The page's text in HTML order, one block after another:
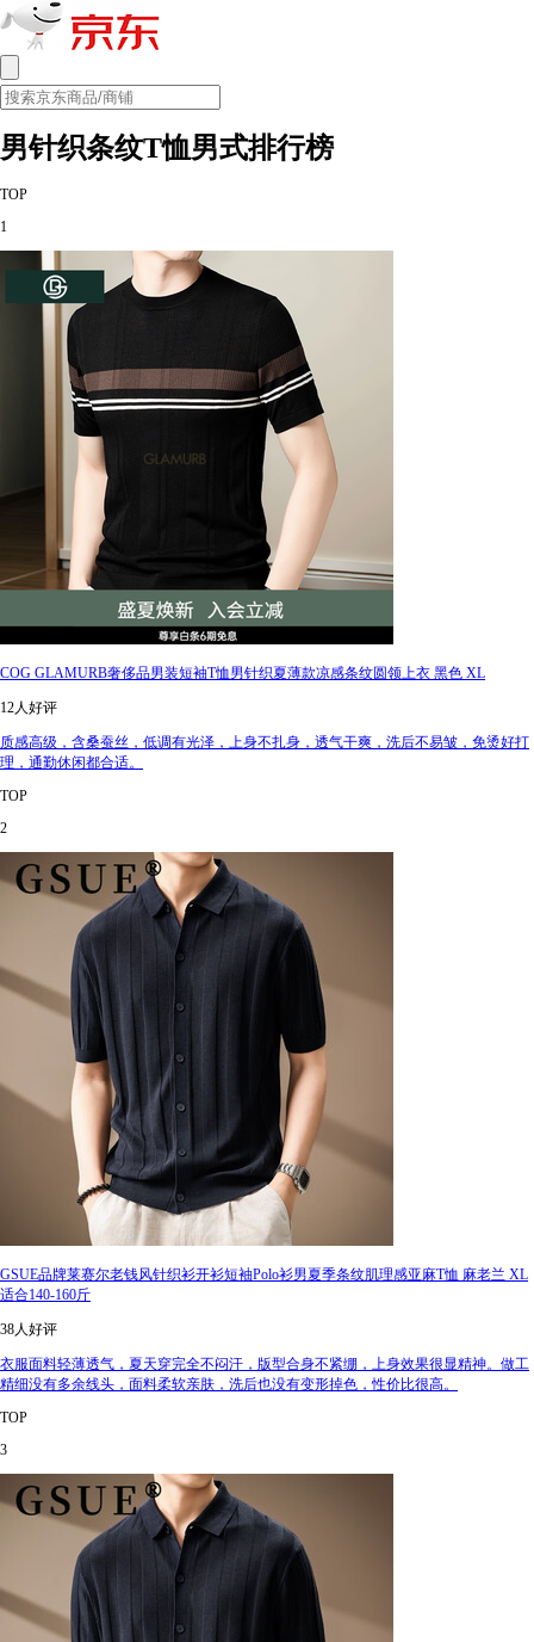
男针织条纹T恤男式排行榜
TOP
1
COG GLAMURB奢侈品男装短袖T恤男针织夏薄款凉感条纹圆领上衣 黑色 XL
12人好评
质感高级，含桑蚕丝，低调有光泽，上身不扎身，透气干爽，洗后不易皱，免烫好打
理，通勤休闲都合适。
TOP
2
GSUE品牌莱赛尔老钱风针织衫开衫短袖Polo衫男夏季条纹肌理感亚麻T恤 麻老兰 XL
适合140-160斤
38人好评
衣服面料轻薄透气，夏天穿完全不闷汗，版型合身不紧绷，上身效果很显精神。做工
精细没有多余线头，面料柔软亲肤，洗后也没有变形掉色，性价比很高。
TOP
3